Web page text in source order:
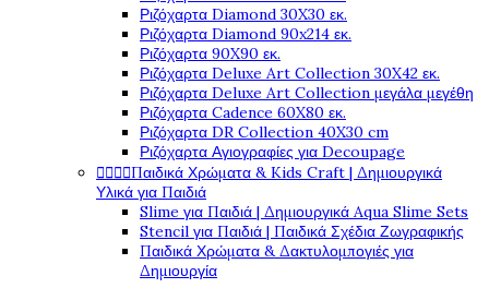
Ριζόχαρτα Diamond 30X30 εκ.
Ριζόχαρτα Diamond 90x214 εκ.
Ριζόχαρτα 90X90 εκ.
Ριζόχαρτα Deluxe Art Collection 30X42 εκ.
Ριζόχαρτα Deluxe Art Collection μεγάλα μεγέθη
Ριζόχαρτα Cadence 60X80 εκ.
Ριζόχαρτα DR Collection 40X30 cm
Ριζόχαρτα Αγιογραφίες για Decoupage
Παιδικά Χρώματα & Kids Craft | Δημιουργικά
Υλικά για Παιδιά
Slime για Παιδιά | Δημιουργικά Aqua Slime Sets
Stencil για Παιδιά | Παιδικά Σχέδια Ζωγραφικής
Παιδικά Χρώματα & Δακτυλομπογιές για
Δημιουργία